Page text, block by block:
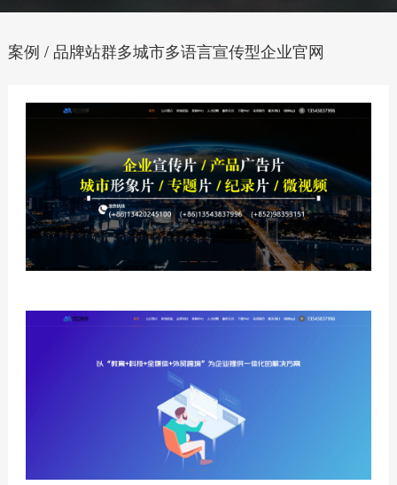
案例 / 品牌站群多城市多语言宣传型企业官网